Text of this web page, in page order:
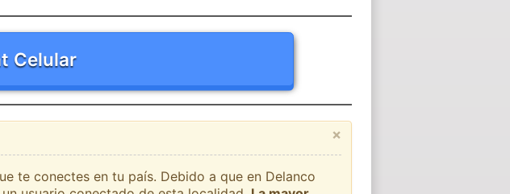
Celular
×
te conectes en tu país. Debido a que en Delanco